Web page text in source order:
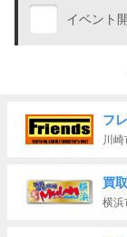
イベント
フ
川
買
横浜